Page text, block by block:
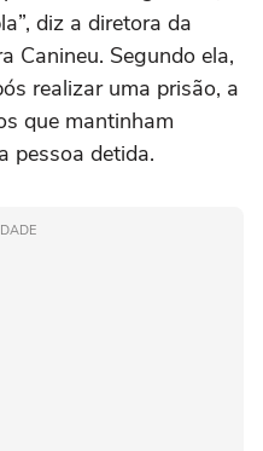
diz a diretora da
Canineu. Segundo ela,
realizar uma prisão, a
que mantinham
pessoa detida.